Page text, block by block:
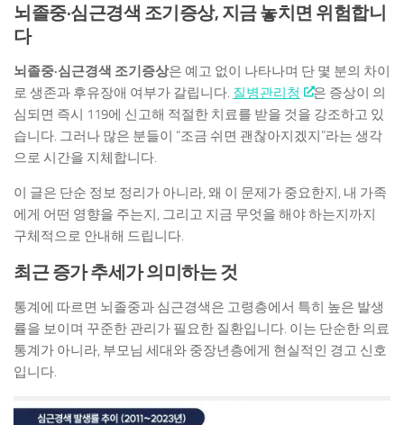
뇌졸중·심근경색 조기증상, 지금 놓치면 위험합니
다
뇌졸중·심근경색 조기증상은 예고 없이 나타나며 단 몇 분의 차이
로 생존과 후유장애 여부가 갈립니다. 질병관리청
은 증상이 의
심되면 즉시 119에 신고해 적절한 치료를 받을 것을 강조하고 있
습니다. 그러나 많은 분들이 “조금 쉬면 괜찮아지겠지”라는 생각
으로 시간을 지체합니다.
이 글은 단순 정보 정리가 아니라, 왜 이 문제가 중요한지, 내 가족
에게 어떤 영향을 주는지, 그리고 지금 무엇을 해야 하는지까지
구체적으로 안내해 드립니다.
최근 증가 추세가 의미하는 것
통계에 따르면 뇌졸중과 심근경색은 고령층에서 특히 높은 발생
률을 보이며 꾸준한 관리가 필요한 질환입니다. 이는 단순한 의료
통계가 아니라, 부모님 세대와 중장년층에게 현실적인 경고 신호
입니다.